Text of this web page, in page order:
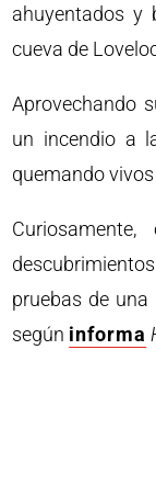
ahuyentados y
cueva de
Aprovechando
un incendio a
quemando
pruebas de
según informa